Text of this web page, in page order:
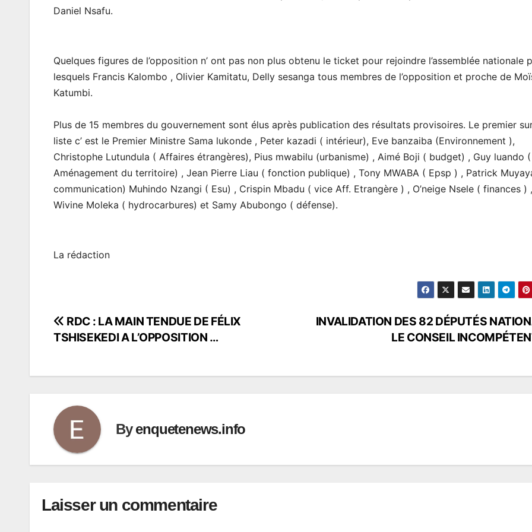
Daniel Nsafu.
Quelques figures de l’opposition n’ ont pas non plus obtenu le ticket pour rejoindre l’assemblée nationale
lesquels Francis Kalombo , Olivier Kamitatu, Delly sesanga tous membres de l’opposition et proche de
Katumbi.
Plus de 15 membres du gouvernement sont élus après publication des résultats provisoires. Le premier
liste c’ est le Premier Ministre Sama lukonde , Peter kazadi ( intérieur), Eve banzaiba (Environnement ),
Christophe Lutundula ( Affaires étrangères), Pius mwabilu (urbanisme) , Aimé Boji ( budget) , Guy luando (
Aménagement du territoire) , Jean Pierre Liau ( fonction publique) , Tony MWABA ( Epsp ) , Patrick
communication) Muhindo Nzangi ( Esu) , Crispin Mbadu ( vice Aff. Etrangère ) , O’neige Nsele ( finances ) ,
Wivine Moleka ( hydrocarbures) et Samy Abubongo ( défense).
La rédaction
Navigation
l’article
INVALIDATION DES 82 DÉPUTÉS
LE CONSEIL
RDC : LA MAIN TENDUE DE FÉLIX
TSHISEKEDI A L’OPPOSITION …
Byenquetenews.info
Laisser un commentaire